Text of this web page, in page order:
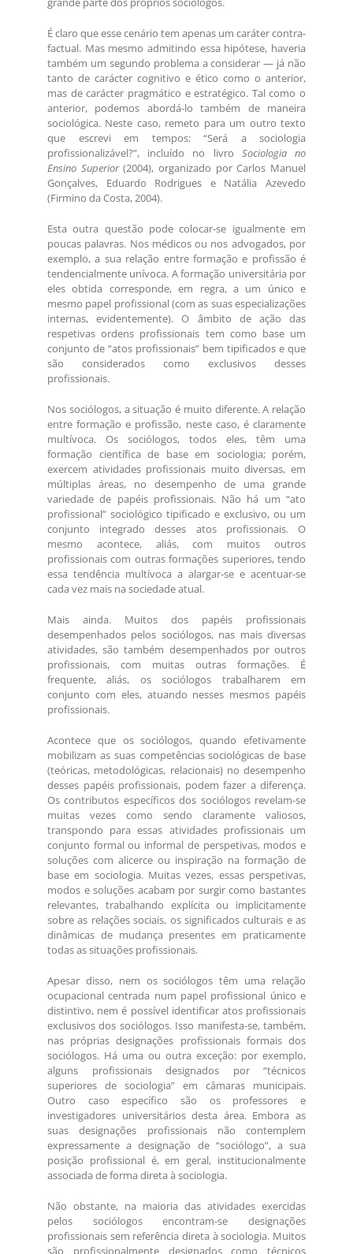
É claro que esse cenário tem apenas um caráter contra-
factual. Mas mesmo admitindo essa hipótese, haveria
também um segundo problema a considerar — já não
tanto de carácter cognitivo e ético como o anterior,
mas de carácter pragmático e estratégico. Tal como o
anterior, podemos abordá-lo também de maneira
sociológica. Neste caso, remeto para um outro texto
que escrevi em tempos: “Será a sociologia
profissionalizável?”, incluído no livro Sociologia no
Ensino Superior(2004), organizado por Carlos Manuel
Gonçalves, Eduardo Rodrigues e Natália Azevedo
(Firmino da Costa, 2004).
Esta outra questão pode colocar-se igualmente em
poucas palavras. Nos médicos ou nos advogados, por
exemplo, a sua relação entre formação e profissão é
tendencialmente unívoca. A formação universitária por
eles obtida corresponde, em regra, a um único e
mesmo papel profissional (com as suas especializações
internas, evidentemente). O âmbito de ação das
respetivas ordens profissionais tem como base um
conjunto de “atos profissionais” bem tipificados e que
são considerados como exclusivos desses
profissionais.
Nos sociólogos, a situação é muito diferente. A relação
entre formação e profissão, neste caso, é claramente
multívoca. Os sociólogos, todos eles, têm uma
formação científica de base em sociologia; porém,
exercem atividades profissionais muito diversas, em
múltiplas áreas, no desempenho de uma grande
variedade de papéis profissionais. Não há um “ato
profissional” sociológico tipificado e exclusivo, ou um
conjunto integrado desses atos profissionais. O
mesmo acontece, aliás, com muitos outros
profissionais com outras formações superiores, tendo
essa tendência multívoca a alargar-se e acentuar-se
cada vez mais na sociedade atual.
Mais ainda. Muitos dos papéis profissionais
desempenhados pelos sociólogos, nas mais diversas
atividades, são também desempenhados por outros
profissionais, com muitas outras formações. É
frequente, aliás, os sociólogos trabalharem em
conjunto com eles, atuando nesses mesmos papéis
profissionais.
Acontece que os sociólogos, quando efetivamente
mobilizam as suas competências sociológicas de base
(teóricas, metodológicas, relacionais) no desempenho
desses papéis profissionais, podem fazer a diferença.
Os contributos específicos dos sociólogos revelam-se
muitas vezes como sendo claramente valiosos,
transpondo para essas atividades profissionais um
conjunto formal ou informal de perspetivas, modos e
soluções com alicerce ou inspiração na formação de
base em sociologia. Muitas vezes, essas perspetivas,
modos e soluções acabam por surgir como bastantes
relevantes, trabalhando explícita ou implicitamente
sobre as relações sociais, os significados culturais e as
dinâmicas de mudança presentes em praticamente
todas as situações profissionais.
Apesar disso, nem os sociólogos têm uma relação
ocupacional centrada num papel profissional único e
distintivo, nem é possível identificar atos profissionais
exclusivos dos sociólogos. Isso manifesta-se, também,
nas próprias designações profissionais formais dos
sociólogos. Há uma ou outra exceção: por exemplo,
alguns profissionais designados por “técnicos
superiores de sociologia” em câmaras municipais.
Outro caso específico são os professores e
investigadores universitários desta área. Embora as
suas designações profissionais não contemplem
expressamente a designação de “sociólogo”, a sua
posição profissional é, em geral, institucionalmente
associada de forma direta à sociologia.
Não obstante, na maioria das atividades exercidas
pelos sociólogos encontram-se designações
profissionais sem referência direta à sociologia. Muitos
são profissionalmente designados como técnicos